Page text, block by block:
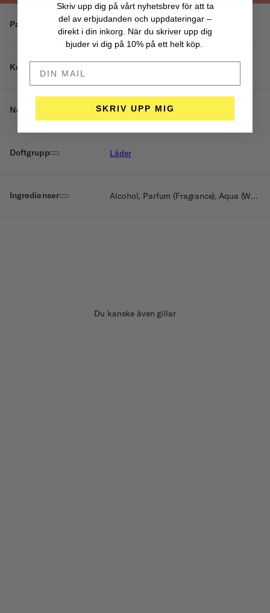
Parfymhus Pierre Guillaume Paris
Komplexitet
Noter Svart te, Aprikos, Mocka
Doftgrupp Läder
Ingredienser Alcohol, Parfum (Fragrance), Aqua (Water), Alpha-Isomethylionone, Limonene, Citral
Du kanske även gillar
Skriv upp dig på vårt nyhetsbrev för att ta
del av erbjudanden och uppdateringar –
direkt i din inkorg. När du skriver upp dig
bjuder vi dig på 10% på ett helt köp.
SKRIV UPP MIG